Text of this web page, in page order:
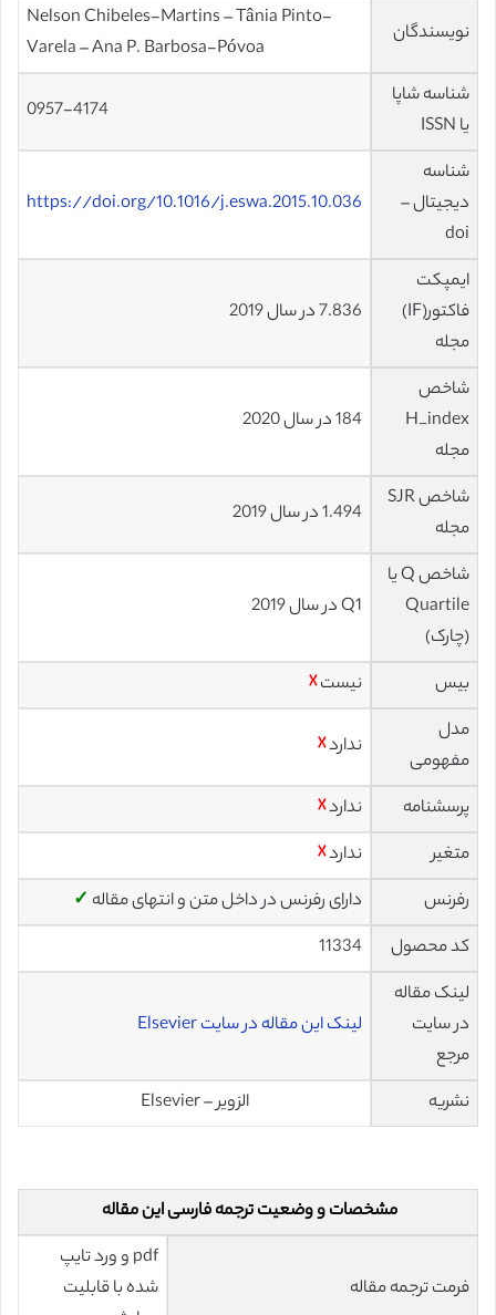
نویسندگان
Nelson Chibeles-Martins – Tânia Pinto-
Varela – Ana P. Barbosa-Póvoa
شناسه شاپا
یا ISSN
0957-4174
شناسه
دیجیتال –
doi
https://doi.org/10.1016/j.eswa.2015.10.036
ایمپکت
فاکتور(IF)
مجله
7.836 در سال 2019
شاخص
H_index
مجله
184 در سال 2020
شاخص SJR
مجله
1.494 در سال 2019
شاخص Q یا
Quartile
(چارک)
Q1 در سال 2019
بیس نیست☓
مدل
مفهومی
ندارد☓
پرسشنامه ندارد☓
متغیر
ندارد☓
رفرنس
دارای رفرنس در داخل متن و انتهای مقاله ✓
کد محصول
11334
لینک مقاله
در سایت
مرجع
لینک این مقاله در سایت Elsevier
نشریه الزویر – Elsevier
مشخصات و وضعیت ترجمه فارسی این مقاله
فرمت ترجمه مقاله
pdf و ورد تایپ
شده با قابلیت